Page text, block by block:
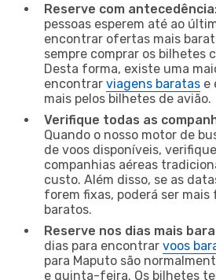
Reserve com antecedência
pessoas esperem até ao
encontrar ofertas mais
sempre comprar os bilhetes
Desta forma, existe uma
encontrar viagens baratas e
mais pelos bilhetes de avião.
Verifique todas as
Quando o nosso motor de
de voos disponíveis,
companhias aéreas
custo. Além disso, se as
forem fixas, poderá ser
baratos.
Reserve nos dias mais
dias para encontrar voos
para Maputo são
e quinta-feira. Os bilhetes